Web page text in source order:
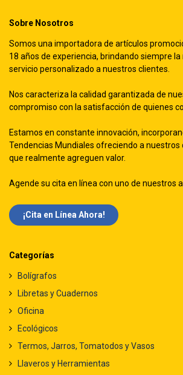
Sobre Nosotros
Somos una importadora de artículos
18 años de experiencia, brindando siempre
servicio personalizado a nuestros clientes.
Nos caracteriza la calidad garantizada de
compromiso con la satisfacción de quienes
Estamos en constante innovación,
Tendencias Mundiales ofreciendo a nuestros
que realmente agreguen valor.
Agende su cita en línea con uno de nuestros
¡Cita en Línea Ah​​ora!
Categorías
Bolígrafos
Libretas y Cuadernos
Oficina
Ecológicos
Termos, Jarros, Tomatodos y Vasos
Llaveros y Herramientas